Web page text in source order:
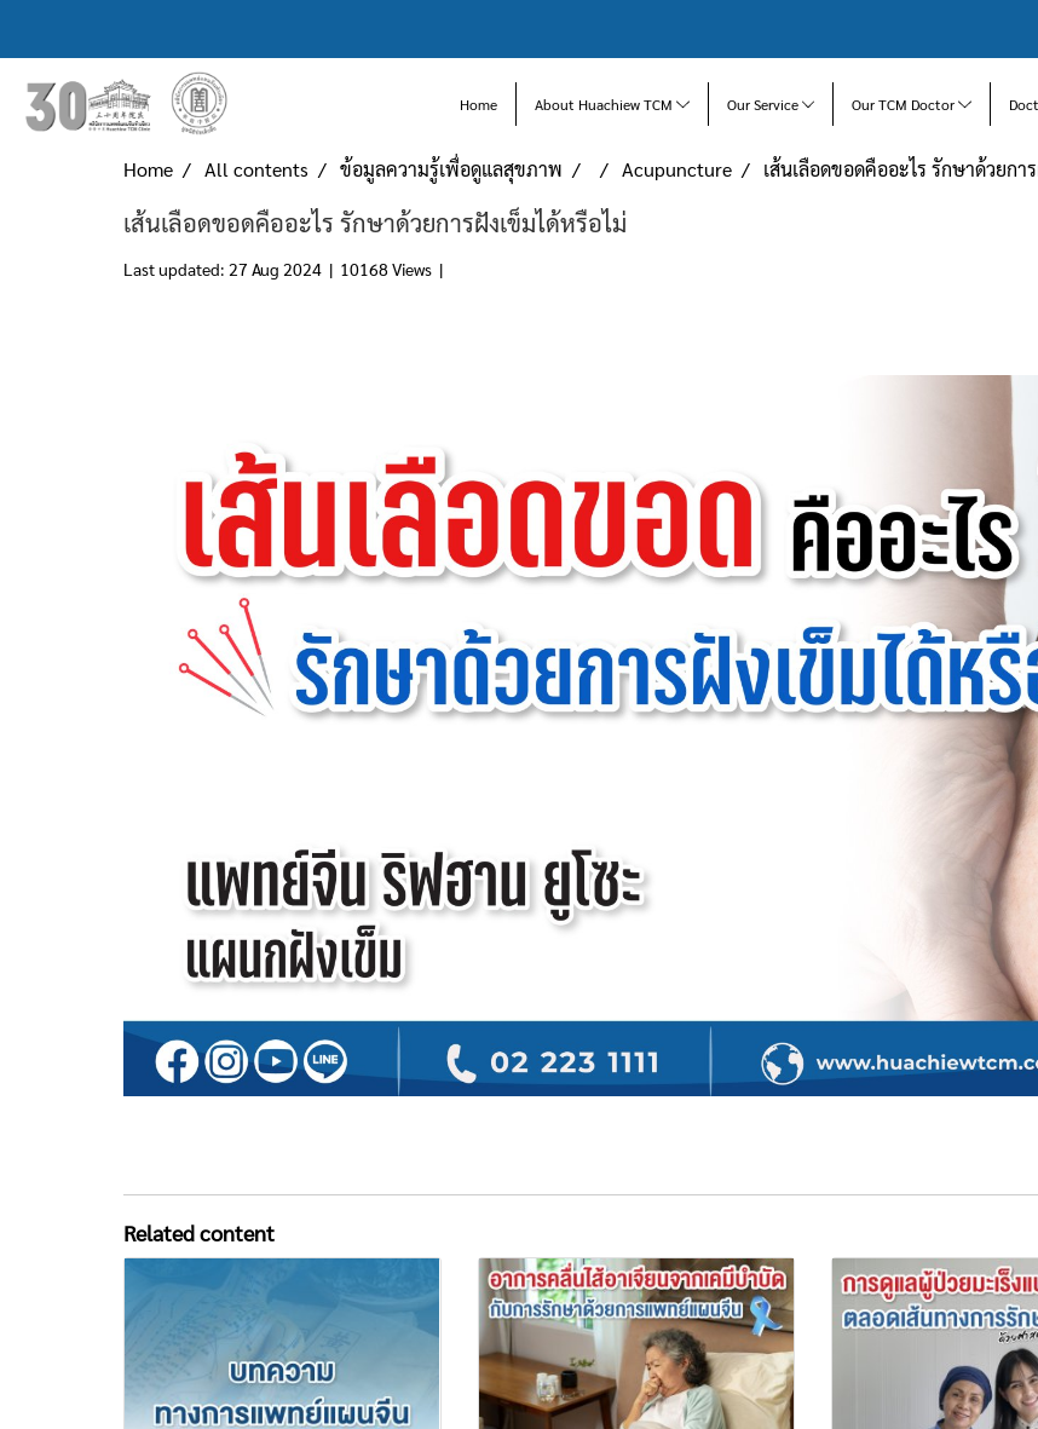
Home About Huachiew TCM Our Service Our TCM Doctor
Home All contents ข้อมูลความรู้เพื่อดูแลสุขภาพ Acupuncture เส้นเลือดขอดคืออะไร รักษาด้วยกา
เส้นเลือดขอดคืออะไร รักษาด้วยการฝังเข็มได้หรือไม่
Last updated: 27 Aug 2024 | 10168 Views |
Related content